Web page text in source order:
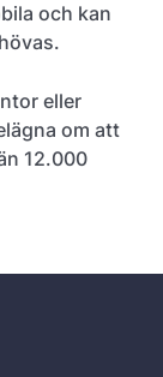
och kan
eller
om att
12.000